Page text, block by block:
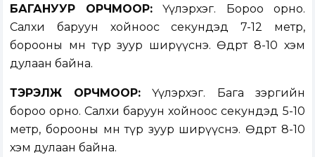
БАГАНУУР ОРЧМООР: Үүлэрхэг. Бороо орно.
Салхи баруун хойноос секундэд 7-12 метр,
борооны өмнө түр зуур ширүүснэ. Өдөртөө 8-10 хэм
дулаан байна.
ТЭРЭЛЖ ОРЧМООР: Үүлэрхэг. Бага зэргийн
бороо орно. Салхи баруун хойноос секундэд 5-10
метр, борооны өмнө түр зуур ширүүснэ. Өдөртөө 8-10
хэм дулаан байна.